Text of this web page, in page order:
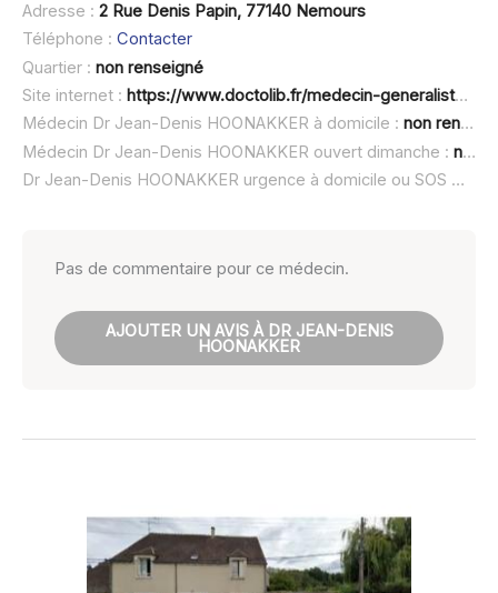
Adresse : 2 Rue Denis Papin, 77140 Nemours
Téléphone : Contacter
Quartier : non renseigné
Site internet : https://www.doctolib.fr/medecin-generaliste/nemours/jean-denis-docteur-a-modifier
Médecin Dr Jean-Denis HOONAKKER à domicile : non renseigné
Médecin Dr Jean-Denis HOONAKKER ouvert dimanche : non renseigné
Dr Jean-Denis HOONAKKER urgence à domicile ou SOS médecin :
Pas de commentaire pour ce médecin.
AJOUTER UN AVIS À DR JEAN-DENIS
HOONAKKER